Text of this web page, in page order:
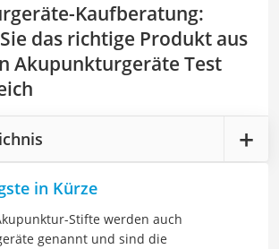
Kaufberatung:
das richtige Produkt aus
Akupunkturgeräte Test
in Kürze
Stifte werden auch
genannt und sind die